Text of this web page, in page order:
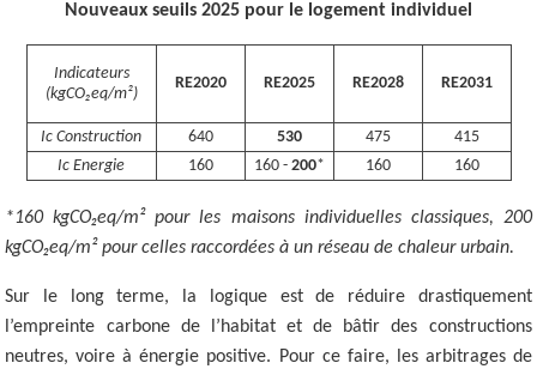
Nouveaux seuils 2025 pour le logement individuel
Indicateurs
(kgCO₂eq/m²)
RE2020 RE2025 RE2028 RE2031
Ic Construction 640 530 475
415
Ic Energie
160 160 - 200* 160 160
*160 kgCO₂eq/m² pour les maisons individuelles classiques, 200
kgCO₂eq/m² pour celles raccordées à un réseau de chaleur urbain.
Sur le long terme, la logique est de réduire drastiquement
l’empreinte carbone de l’habitat et de bâtir des constructions
neutres, voire à énergie positive. Pour ce faire, les arbitrages de